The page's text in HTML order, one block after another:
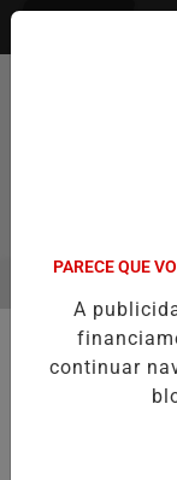
EM ALTA
🏥 SAÚDE
Ulbra
para
PARECE QUE
A
continuar